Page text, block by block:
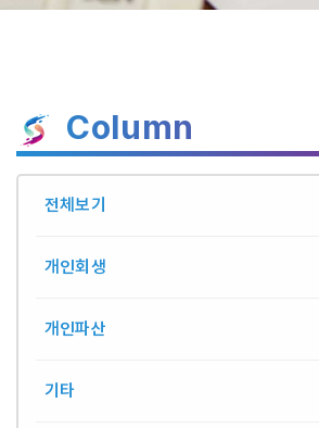
Column
전체보기
개인회생
개인파산
기타